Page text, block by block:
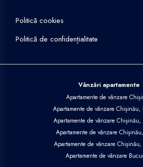
Politică cookies
Politică de confidențialitate
Vânzări apartamente
Apartamente de vânzare
Apartamente de vânzare Chișinău,
Apartamente de vânzare Chișinău,
Apartamente de vânzare
Apartamente de vânzare Chișinău,
Apartamente de vânzare